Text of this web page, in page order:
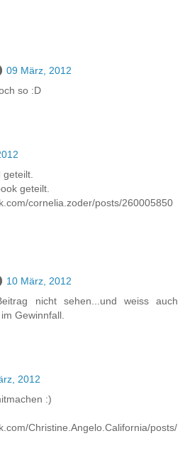
09 März, 2012
so :D
geteilt.
cornelia.zoder/posts/260005850
10 März, 2012
nicht sehen...und weiss auch
Gewinnfall.
2012
:)
Christine.Angelo.California/posts/